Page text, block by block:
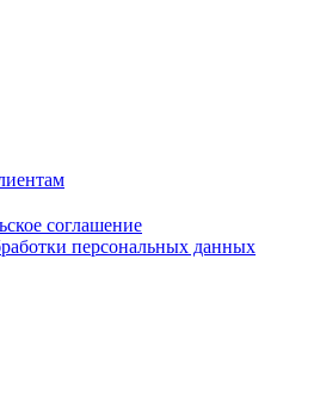
соглашение
персональных данных